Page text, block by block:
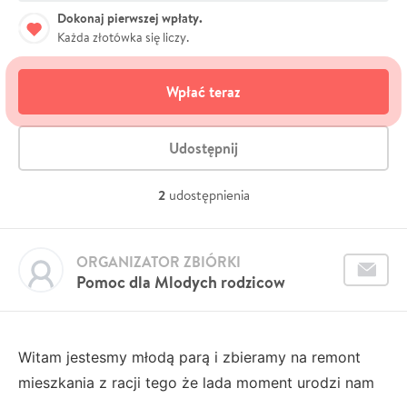
Dokonaj pierwszej wpłaty.
Każda złotówka się liczy.
Wpłać teraz
Udostępnij
2 udostępnienia
Pomoc dla Mlodych rodzicow
ORGANIZATOR ZBIÓRKI
Witam jestesmy młodą parą i zbieramy na remont
mieszkania z racji tego że lada moment urodzi nam